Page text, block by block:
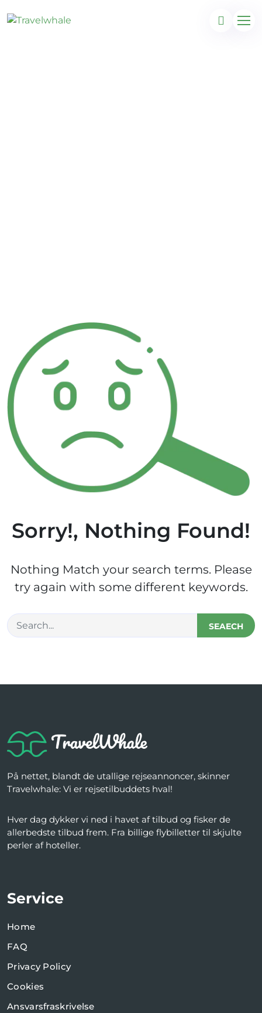
Sorry!, Nothing Found!
Nothing Match your search terms. Please
try again with some different keywords.
SEAECH
På nettet, blandt de utallige rejseannoncer, skinner
Travelwhale: Vi er rejsetilbuddets hval!
Hver dag dykker vi ned i havet af tilbud og fisker de
allerbedste tilbud frem. Fra billige flybilletter til skjulte
perler af hoteller.
Service
Home
FAQ
Privacy Policy
Cookies
Ansvarsfraskrivelse